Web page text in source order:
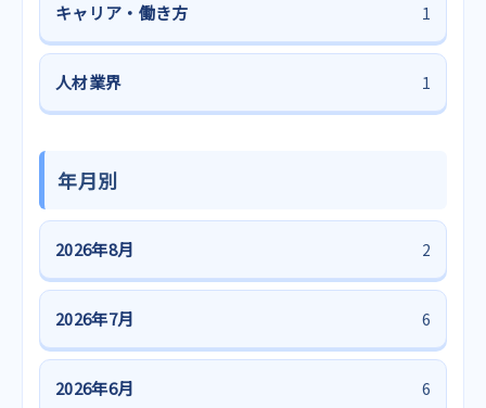
キャリア・働き方 1
人材業界 1
年月別
2026年8月 2
2026年7月 6
2026年6月 6